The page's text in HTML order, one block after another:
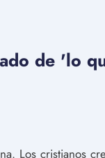
de 'lo
Los cristianos